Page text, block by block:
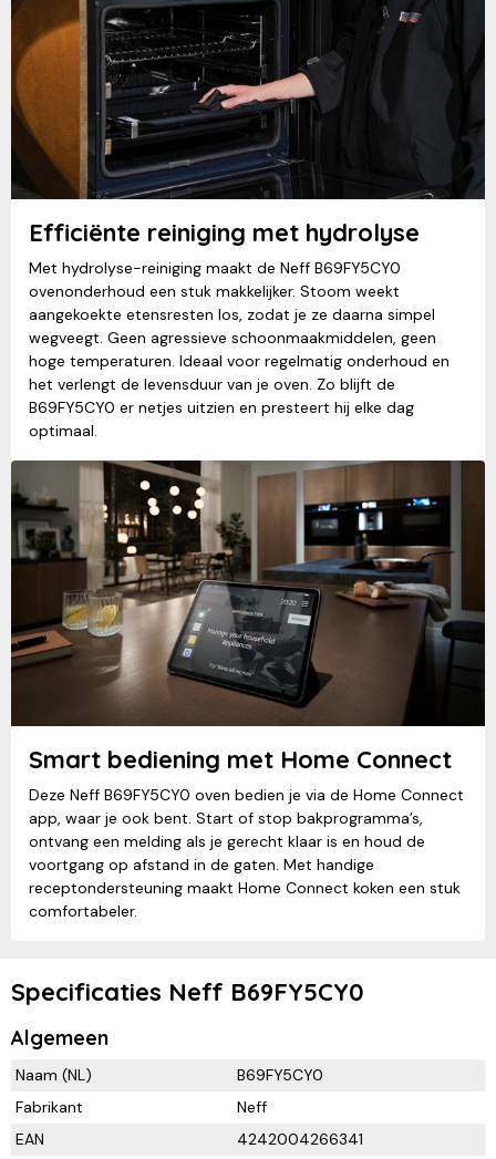
Efficiënte reiniging met hydrolyse
Met hydrolyse-reiniging maakt de Neff B69FY5CY0
ovenonderhoud een stuk makkelijker. Stoom weekt
aangekoekte etensresten los, zodat je ze daarna simpel
wegveegt. Geen agressieve schoonmaakmiddelen, geen
hoge temperaturen. Ideaal voor regelmatig onderhoud en
het verlengt de levensduur van je oven. Zo blijft de
B69FY5CY0 er netjes uitzien en presteert hij elke dag
optimaal.
Smart bediening met Home Connect
Deze Neff B69FY5CY0 oven bedien je via de Home Connect
app, waar je ook bent. Start of stop bakprogramma’s,
ontvang een melding als je gerecht klaar is en houd de
voortgang op afstand in de gaten. Met handige
receptondersteuning maakt Home Connect koken een stuk
comfortabeler.
Specificaties Neff B69FY5CY0
Algemeen
Naam (NL)
B69FY5CY0
Fabrikant
Neff
EAN
4242004266341